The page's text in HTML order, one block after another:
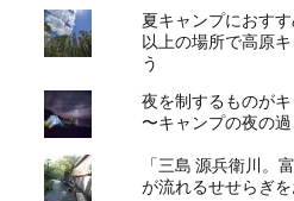
夏キャンプにおす
以上の場所で高原
う
夜を制するものが
〜キャンプの夜の
「三島 源兵衛川。
が流れるせせらぎを